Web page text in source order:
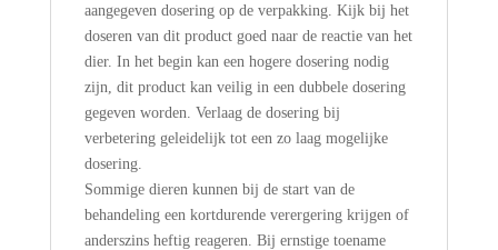
aangegeven dosering op de verpakking. Kijk bij het
doseren van dit product goed naar de reactie van het
dier. In het begin kan een hogere dosering nodig
zijn, dit product kan veilig in een dubbele dosering
gegeven worden. Verlaag de dosering bij
verbetering geleidelijk tot een zo laag mogelijke
dosering.
Sommige dieren kunnen bij de start van de
behandeling een kortdurende verergering krijgen of
anderszins heftig reageren. Bij ernstige toename